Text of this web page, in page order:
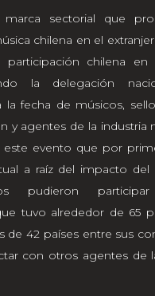
marca sectorial que
chilena en el
chilena en
la delegación
la fecha de músicos,
y agentes de la industria
evento que por
a raíz del impacto del
pudieron
tuvo alrededor de 65
de 42 países entre sus
con otros agentes de